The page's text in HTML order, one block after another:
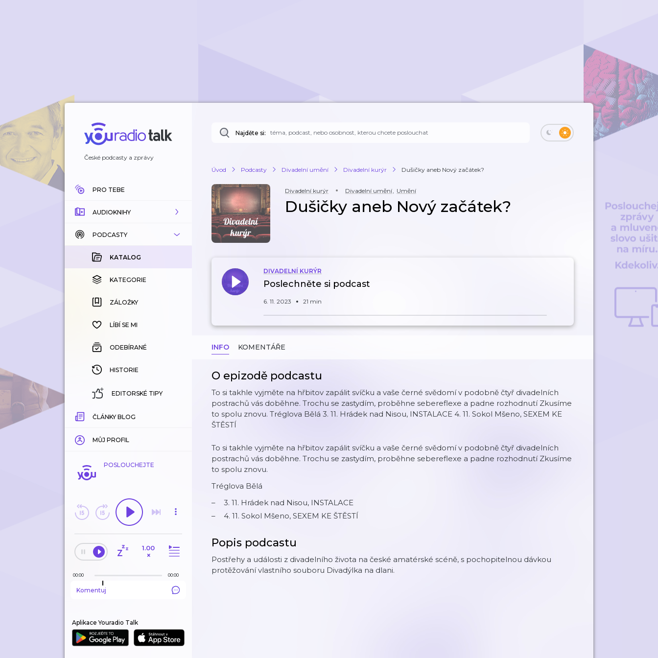
České podcasty a zprávy
PRO TEBE
AUDIOKNIHY
KATALOG
KOUPENÉ
KATEGORIE
ZÁLOŽKY
HISTORIE
PODCASTY
KATALOG
KATEGORIE
ZÁLOŽKY
LÍBÍ SE MI
ODEBÍRANÉ
HISTORIE
EDITORSKÉ TIPY
ČLÁNKY BLOG
MŮJ PROFIL
POSLOUCHEJTE
1.00
×
00:00 00:00
Komentuj
Aplikace Youradio Talk
Najděte si:
Úvod Podcasty Divadelní umění Divadelní kurýr Dušičky aneb Nový začátek?
Divadelní kurýr Divadelní umění, Umění
Dušičky aneb Nový začátek?
DIVADELNÍ KURÝR
Poslechněte si podcast
6. 11. 2023 21 min
INFO KOMENTÁŘE
O epizodě podcastu
To si takhle vyjměte na hřbitov zapálit svíčku a vaše černé svědomí v podobně čtyř divadelních
postrachů vás doběhne. Trochu se zastydím, proběhne sebereflexe a padne rozhodnutí Zkusíme
to spolu znovu. Tréglova Bělá 3. 11. Hrádek nad Nisou, INSTALACE 4. 11. Sokol Mšeno, SEXEM KE
ŠTĚSTÍ
To si takhle vyjměte na hřbitov zapálit svíčku a vaše černé svědomí v podobně čtyř divadelních
postrachů vás doběhne. Trochu se zastydím, proběhne sebereflexe a padne rozhodnutí Zkusíme
to spolu znovu.
Tréglova Bělá
3. 11. Hrádek nad Nisou, INSTALACE
4. 11. Sokol Mšeno, SEXEM KE ŠTĚSTÍ
Popis podcastu
Postřehy a události z divadelního života na české amatérské scéně, s pochopitelnou dávkou
protěžování vlastního souboru Divadýlka na dlani.